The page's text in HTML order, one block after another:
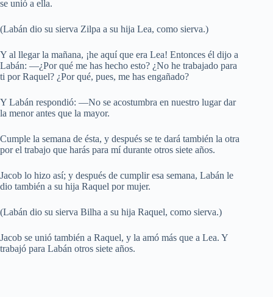
se unió a ella.
(Labán dio su sierva Zilpa a su hija Lea, como sierva.)
Y al llegar la mañana, ¡he aquí que era Lea! Entonces él dijo a
Labán: —¿Por qué me has hecho esto? ¿No he trabajado para
ti por Raquel? ¿Por qué, pues, me has engañado?
Y Labán respondió: —No se acostumbra en nuestro lugar dar
la menor antes que la mayor.
Cumple la semana de ésta, y después se te dará también la otra
por el trabajo que harás para mí durante otros siete años.
Jacob lo hizo así; y después de cumplir esa semana, Labán le
dio también a su hija Raquel por mujer.
(Labán dio su sierva Bilha a su hija Raquel, como sierva.)
Jacob se unió también a Raquel, y la amó más que a Lea. Y
trabajó para Labán otros siete años.